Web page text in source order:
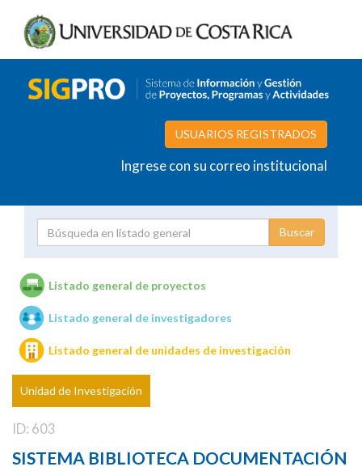
USUARIOS REGISTRADOS
Ingrese con su correo institucional
Unidades de investigación
Listado general de proyectos
Listado general de investigadores
Listado general de unidades de investigación
Unidad de Investigación
ID: 603
SISTEMA BIBLIOTECA DOCUMENTACIÓN